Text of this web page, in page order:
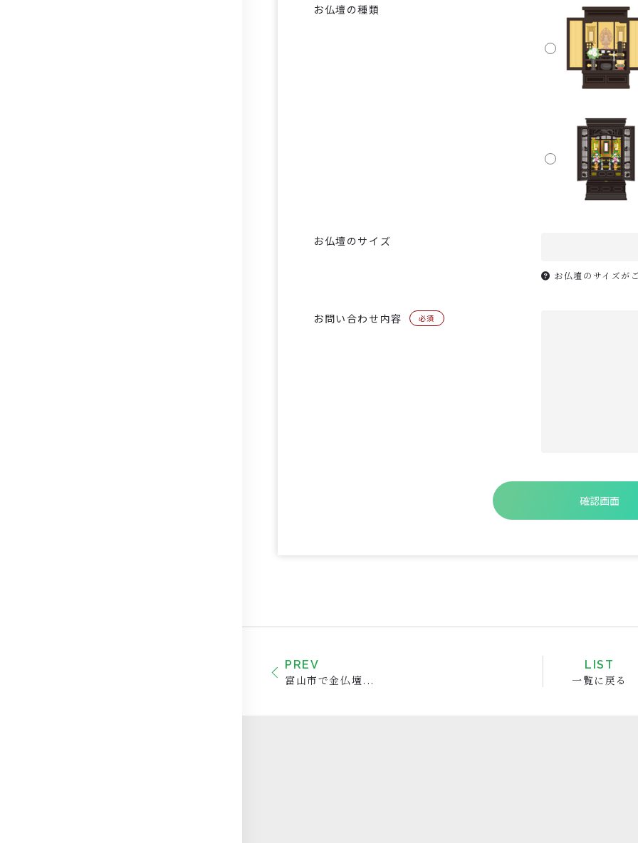
お仏壇の種類
お仏壇のサイズ
お仏壇のサイズが
お問い合わせ内容 必須
PREV
富山市で金仏壇...
LIST
一覧に戻る